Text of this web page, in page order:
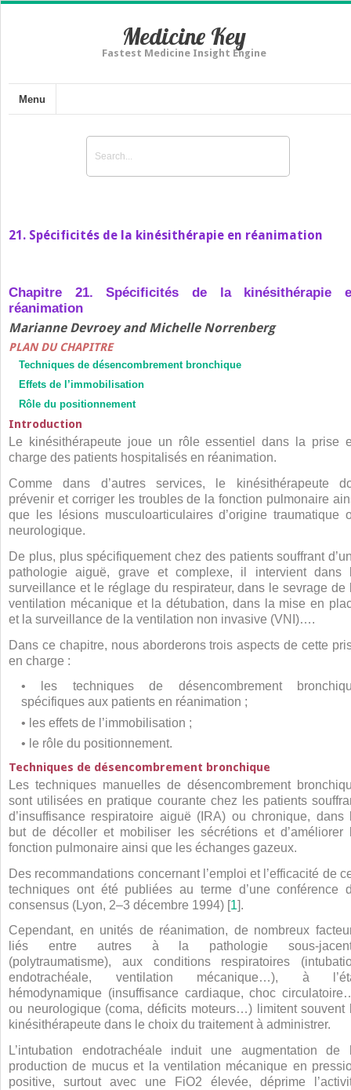
Medicine Key
Fastest Medicine Insight Engine
Menu
21. Spécificités de la kinésithérapie en réanimation
Chapitre 21. Spécificités de la kinésithérapie
réanimation
Marianne Devroey and Michelle Norrenberg
PLAN DU CHAPITRE
Techniques de désencombrement bronchique
Effets de l’immobilisation
Rôle du positionnement
Introduction
Le kinésithérapeute joue un rôle essentiel dans la prise
charge des patients hospitalisés en réanimation.
Comme dans d’autres services, le kinésithérapeute
prévenir et corriger les troubles de la fonction pulmonaire
que les lésions musculoarticulaires d’origine traumatique
neurologique.
De plus, plus spécifiquement chez des patients souffrant
pathologie aiguë, grave et complexe, il intervient dans
surveillance et le réglage du respirateur, dans le sevrage de
ventilation mécanique et la détubation, dans la mise en
et la surveillance de la ventilation non invasive (VNI)….
Dans ce chapitre, nous aborderons trois aspects de cette
en charge :
• les techniques de désencombrement
spécifiques aux patients en réanimation ;
• les effets de l’immobilisation ;
• le rôle du positionnement.
Techniques de désencombrement bronchique
Les techniques manuelles de désencombrement
sont utilisées en pratique courante chez les patients
d’insuffisance respiratoire aiguë (IRA) ou chronique, dans
but de décoller et mobiliser les sécrétions et d’améliorer
fonction pulmonaire ainsi que les échanges gazeux.
Des recommandations concernant l’emploi et l’efficacité de
techniques ont été publiées au terme d’une conférence
consensus (Lyon, 2–3 décembre 1994) [1].
Cependant, en unités de réanimation, de nombreux
liés entre autres à la pathologie sous-
(polytraumatisme), aux conditions respiratoires
endotrachéale, ventilation mécanique…), à
hémodynamique (insuffisance cardiaque, choc
ou neurologique (coma, déficits moteurs…) limitent souvent
kinésithérapeute dans le choix du traitement à administrer.
L’intubation endotrachéale induit une augmentation de
production de mucus et la ventilation mécanique en
positive, surtout avec une FiO2 élevée, déprime